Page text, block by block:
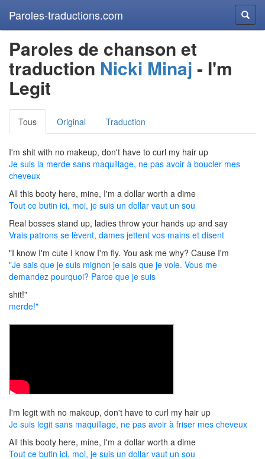
Paroles-traductions.com
Paroles de chanson et
traduction Nicki Minaj - I'm
Legit
Tous Original Traduction
I'm shit with no makeup, don't have to curl my hair up
Je suis la merde sans maquillage, ne pas avoir à boucler mes
cheveux
All this booty here, mine, I'm a dollar worth a dime
Tout ce butin ici, moi, je suis un dollar vaut un sou
Real bosses stand up, ladies throw your hands up and say
Vrais patrons se lèvent, dames jettent vos mains et disent
"I know I'm cute I know I'm fly. You ask me why? Cause I'm
"Je sais que je suis mignon je sais que je vole. Vous me
demandez pourquoi? Parce que je suis
shit!"
merde!"
I'm legit with no makeup, don't have to curl my hair up
Je suis legit sans maquillage, ne pas avoir à friser mes cheveux
All this booty here, mine, I'm a dollar worth a dime
Tout ce butin ici, moi, je suis un dollar vaut un sou